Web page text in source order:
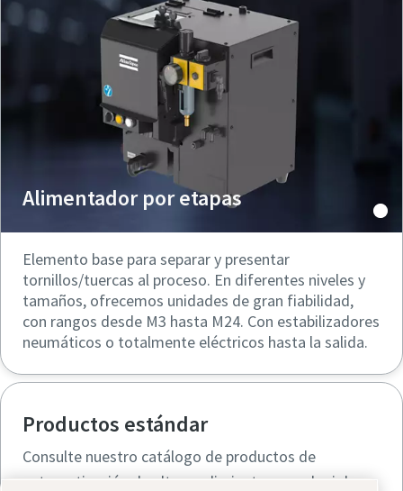
Alimentador por etapas
Elemento base para separar y presentar
tornillos/tuercas al proceso. En diferentes niveles y
tamaños, ofrecemos unidades de gran fiabilidad,
con rangos desde M3 hasta M24. Con estabilizadores
neumáticos o totalmente eléctricos hasta la salida.
Productos estándar
Consulte nuestro catálogo de productos de
automatización de alto rendimiento para elegir la